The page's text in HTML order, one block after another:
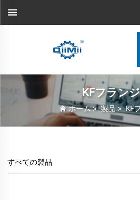
KFフランジ
ホーム>製品>KF
すべての製品